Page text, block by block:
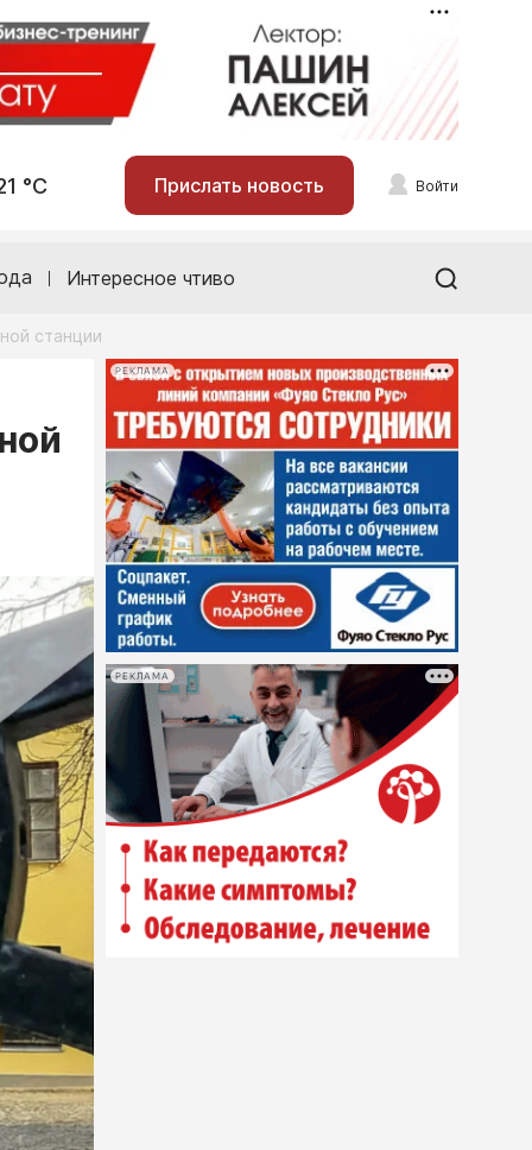
°С Прислать новость Войти
Интересное чтиво
станции
РЕКЛАМА
РЕКЛАМА